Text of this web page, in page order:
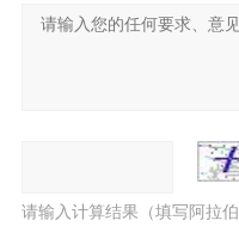
请输入计算结果（填写阿拉